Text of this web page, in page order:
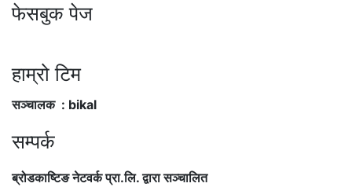
फेसबुक पेज
हाम्रो टिम
सञ्चालक : bikal
सम्पर्क
ब्रोडकाष्टिङ नेटवर्क प्रा.लि. द्वारा सञ्चालित